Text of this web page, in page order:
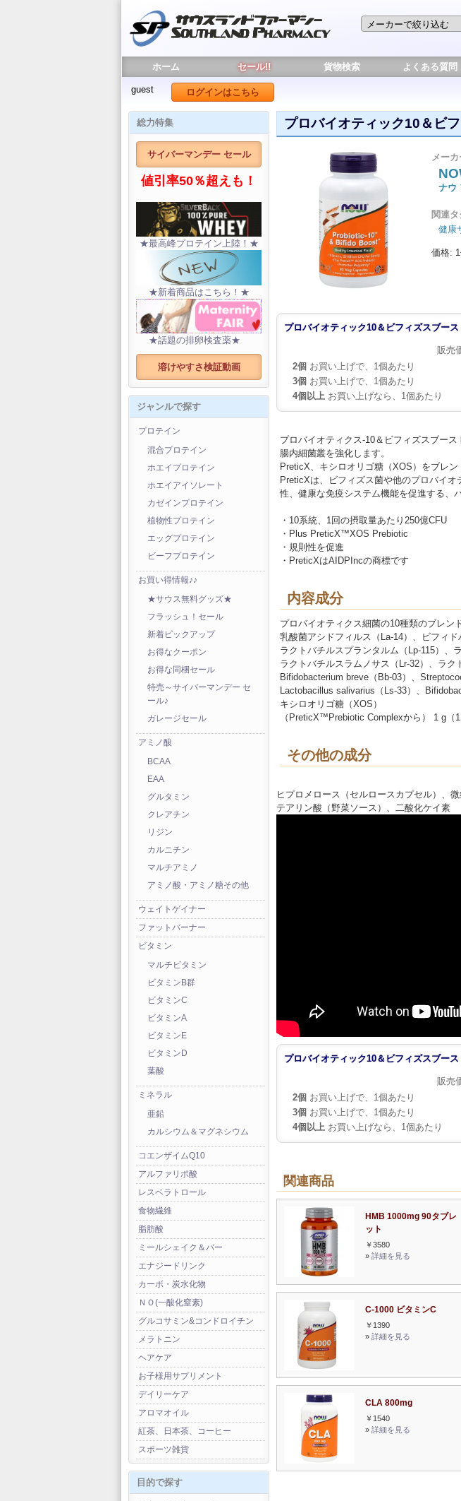
ホーム セール!! 貨物検索 よくある質問
guest ログインはこちら
総力特集
サイバーマンデー セール
値引率50％超えも！
★最高峰プロテイン上陸！★
★新着商品はこちら！★
★話題の排卵検査薬★
溶けやすさ検証動画
ジャンルで探す
プロテイン
混合プロテイン
ホエイプロテイン
ホエイアイソレート
カゼインプロテイン
植物性プロテイン
エッグプロテイン
ビーフプロテイン
お買い得情報♪♪
★サウス無料グッズ★
フラッシュ！セール
新着ピックアップ
お得なクーポン
お得な同梱セール
特売～サイバーマンデー セ
ール♪
ガレージセール
アミノ酸
BCAA
EAA
グルタミン
クレアチン
リジン
カルニチン
マルチアミノ
アミノ酸・アミノ糖その他
ウェイトゲイナー
ファットバーナー
ビタミン
マルチビタミン
ビタミンB群
ビタミンC
ビタミンA
ビタミンE
ビタミンD
葉酸
ミネラル
亜鉛
カルシウム＆マグネシウム
コエンザイムQ10
アルファリポ酸
レスベラトロール
食物繊維
脂肪酸
ミールシェイク＆バー
エナジードリンク
カーボ・炭水化物
ＮＯ(一酸化窒素)
グルコサミン&コンドロイチン
メラトニン
ヘアケア
お子様用サプリメント
デイリーケア
アロマオイル
紅茶、日本茶、コーヒー
スポーツ雑貨
目的で探す
プロバイオティック10＆ビ
メーカ
ナウ
関連タ
健康
価格:
プロバイオティック10＆ビフィズスブー
販売
2個 お買い上げで、1個あたり
3個 お買い上げで、1個あたり
4個以上 お買い上げなら、1個あたり
プロバイオティクス-10＆ビフィズスブー
腸内細菌叢を強化します。
PreticX、キシロオリゴ糖（XOS）をブレン
PreticXは、ビフィズス菌や他のプロバイ
性、健康な免疫システム機能を促進する、
・10系統、1回の摂取量あたり250億CFU
・Plus PreticX™XOS Prebiotic
・規則性を促進
・PreticXはAIDPIncの商標です
内容成分
プロバイオティクス細菌の10種類のブレン
乳酸菌アシドフィルス（La-14）、ビフィド
ラクトバチルスプランタルム（Lp-115）、
ラクトバチルスラムノサス（Lr-32）、ラク
Bifidobacterium breve（Bb-03）、
Lactobacillus salivarius（Ls-33）、
キシロオリゴ糖（XOS）
（PreticX™Prebiotic Complexから） 1 g（
その他の成分
ヒプロメロース（セルロースカプセル）、
テアリン酸（野菜ソース）、二酸化ケイ素
プロバイオティック10＆ビフィズスブー
販売
2個 お買い上げで、1個あたり
3個 お買い上げで、1個あたり
4個以上 お買い上げなら、1個あたり
関連商品
HMB 1000mg 90タブレ
ット
￥3580
» 詳細を見る
C-1000 ビタミンC
￥1390
» 詳細を見る
CLA 800mg
￥1540
» 詳細を見る